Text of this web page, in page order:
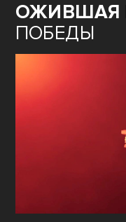
ОЖИВШАЯ
ПОБЕДЫ